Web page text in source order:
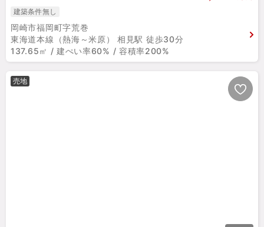
建築条件無し
岡崎市福岡町字荒巻
東海道本線（熱海～米原） 相見駅 徒歩30分
137.65㎡ / 建ぺい率60% / 容積率200%
売地